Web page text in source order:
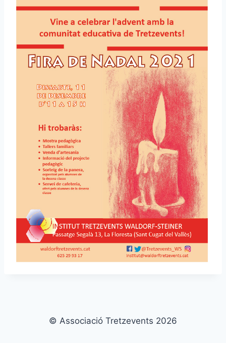
© Associació Tretzevents 2026